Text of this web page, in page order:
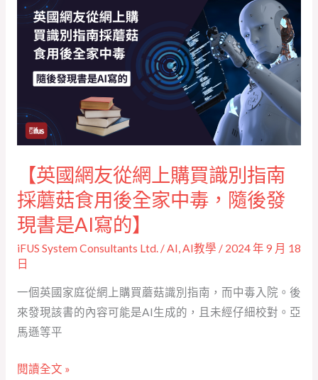
【英國網友從網上購買識別指南
採蘑菇食用後全家中毒，隨後發
現書是AI寫的】
iFUS System Consultants Ltd. /AI,AI教學 / 2024 年 9 月 18
日
一個英國家庭從網上購買蘑菇識別指南，而中毒入院。後
來發現該書的內容可能是AI生成的，且未經仔細校對。亞
馬遜等平
國
上
購
別
指
南
採
蘑
菇
食
用
全
閱讀全文 »